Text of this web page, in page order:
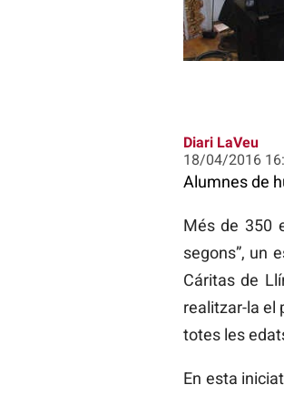
Diari LaVeu
18/04/2016
Alumnes de
Més de 350
segons”, un
Cáritas de
realitzar-la el
totes les
En esta